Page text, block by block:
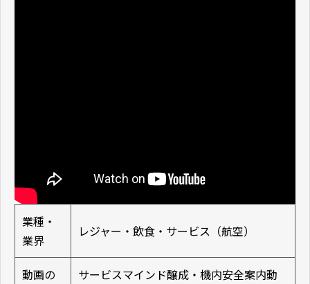
業種・
業界
レジャー・飲食・サービス（航空）
動画の
サービスマインド醸成・機内安全案内動